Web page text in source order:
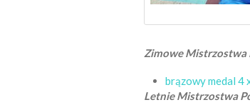
Zimowe Mistrzostwa
brązowy medal 4
Letnie Mistrzostwa